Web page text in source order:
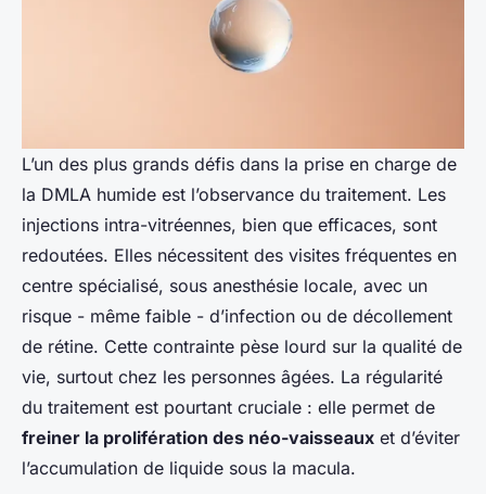
L’un des plus grands défis dans la prise en charge de
la DMLA humide est l’observance du traitement. Les
injections intra-vitréennes, bien que efficaces, sont
redoutées. Elles nécessitent des visites fréquentes en
centre spécialisé, sous anesthésie locale, avec un
risque - même faible - d’infection ou de décollement
de rétine. Cette contrainte pèse lourd sur la qualité de
vie, surtout chez les personnes âgées. La régularité
du traitement est pourtant cruciale : elle permet de
freiner la prolifération des néo-vaisseaux et d’éviter
l’accumulation de liquide sous la macula.